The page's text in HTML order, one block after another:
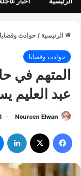
الرئيسية / حوادث وقضايا
حوادث وقضايا
المتهم في
عبد العليم
Noureen Elwan